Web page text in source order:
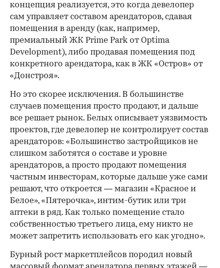
концепция реализуется, это когда девелопер
сам управляет составом арендаторов, сдавая
помещения в аренду (как, например,
премиальный ЖК Prime Park от Optima
Development), либо продавая помещения под
конкретного арендатора, как в ЖК «Остров» от
«Донстроя».
Но это скорее исключения. В большинстве
случаев помещения просто продают, и дальше
все решает рынок. Белых описывает уязвимость
проектов, где девелопер не контролирует состав
арендаторов: «Большинство застройщиков не
слишком заботятся о составе и уровне
арендаторов, а просто продают помещения
частным инвесторам, которые дальше уже сами
решают, что откроется — магазин «Красное и
Белое», «Пятерочка», интим-бутик или три
аптеки в ряд. Как только помещение стало
собственностью третьего лица, ему никто не
может запретить использовать его как угодно».
Бурный рост маркетплейсов породил новый